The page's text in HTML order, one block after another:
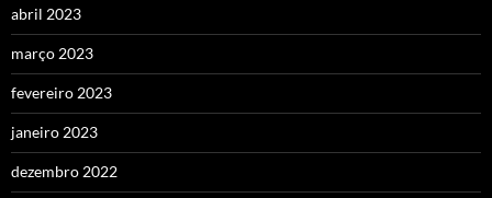
abril 2023
março 2023
fevereiro 2023
janeiro 2023
dezembro 2022